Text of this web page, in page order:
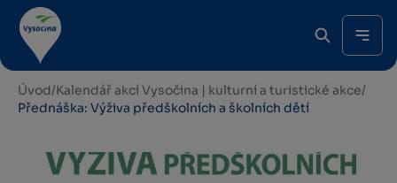
Úvod/Kalendář akcí Vysočina | kulturní a turistické akce/
Přednáška: Výživa předškolních a školních dětí